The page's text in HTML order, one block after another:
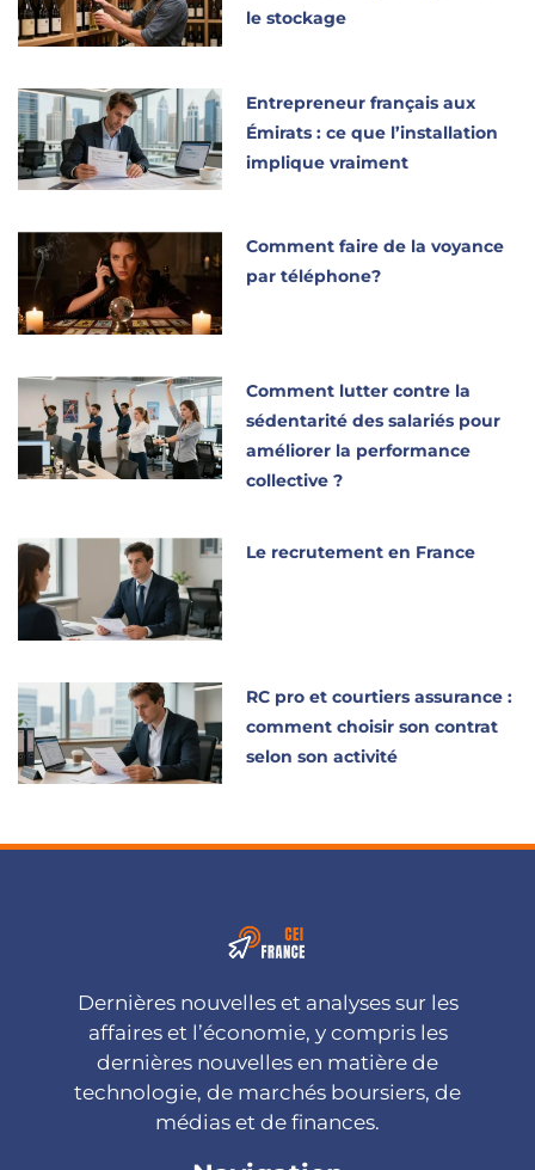
le stockage
Entrepreneur français aux
Émirats : ce que l’installation
implique vraiment
Comment faire de la voyance
par téléphone?
Comment lutter contre la
sédentarité des salariés pour
améliorer la performance
collective ?
Le recrutement en France
RC pro et courtiers assurance :
comment choisir son contrat
selon son activité
Dernières nouvelles et analyses sur les
affaires et l’économie, y compris les
dernières nouvelles en matière de
technologie, de marchés boursiers, de
médias et de finances.